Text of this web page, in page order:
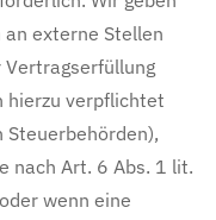
an externe Stellen
Vertragserfüllung
hierzu verpflichtet
Steuerbehörden),
nach Art. 6 Abs. 1 lit.
wenn eine